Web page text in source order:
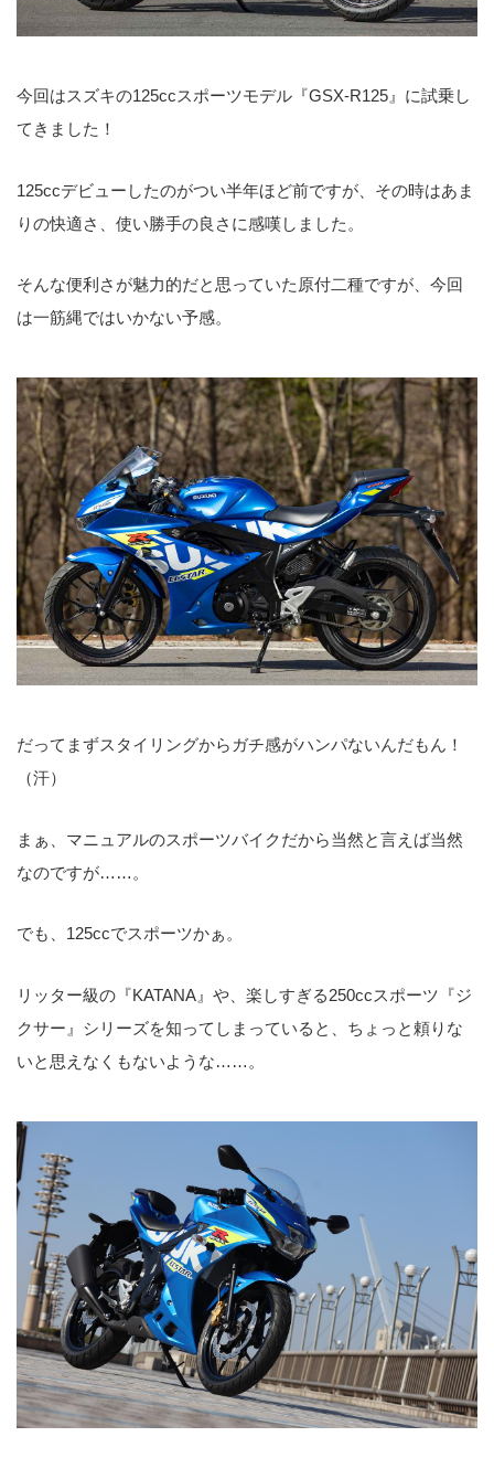
今回はスズキの125ccスポーツモデル『GSX-R125』に試乗し
てきました！
125ccデビューしたのがつい半年ほど前ですが、その時はあま
りの快適さ、使い勝手の良さに感嘆しました。
そんな便利さが魅力的だと思っていた原付二種ですが、今回
は一筋縄ではいかない予感。
だってまずスタイリングからガチ感がハンパないんだもん！
（汗）
まぁ、マニュアルのスポーツバイクだから当然と言えば当然
なのですが……。
でも、125ccでスポーツかぁ。
リッター級の『KATANA』や、楽しすぎる250ccスポーツ『ジ
クサー』シリーズを知ってしまっていると、ちょっと頼りな
いと思えなくもないような……。